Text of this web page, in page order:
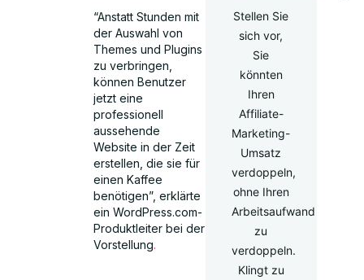
“Anstatt Stunden mit
der Auswahl von
Themes und Plugins
zu verbringen,
können Benutzer
jetzt eine
professionell
aussehende
Website in der Zeit
erstellen, die sie für
einen Kaffee
benötigen”, erklärte
ein WordPress.com-
Produktleiter bei der
Vorstellung.
Stellen Sie
sich vor,
Sie
könnten
Ihren
Affiliate-
Marketing-
Umsatz
verdoppeln,
ohne Ihren
Arbeitsaufwand
zu
verdoppeln.
Klingt zu